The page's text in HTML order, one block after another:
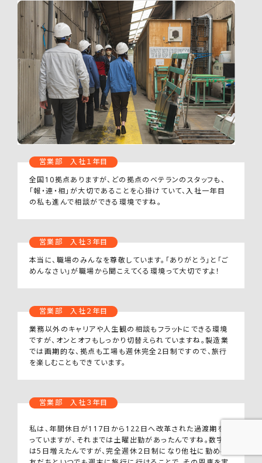
営業部 入社１年目
全国10拠点ありますが、どの拠点のベテランのスタッフも、
「報・連・相」が大切であることを心掛けていて、入社一年目
の私も進んで相談ができる環境ですね。
営業部 入社３年目
本当に、職場のみんなを尊敬しています。「ありがとう」と「ご
めんなさい」が職場から聞こえてくる環境って大切ですよ！
営業部 入社２年目
業務以外のキャリアや人生観の相談もフラットにできる環境
ですが、オンとオフもしっかり切替えられていますね。製造業
では画期的な、拠点も工場も週休完全2日制ですので、旅行
を楽しむこともできています。
営業部 入社３年目
私は、年間休日が117日から122日へ改革された過渡期を知
っていますが、それまでは土曜出勤があったんですね。数字上
は5日増えたんですが、完全週休２日制になり他社に勤める